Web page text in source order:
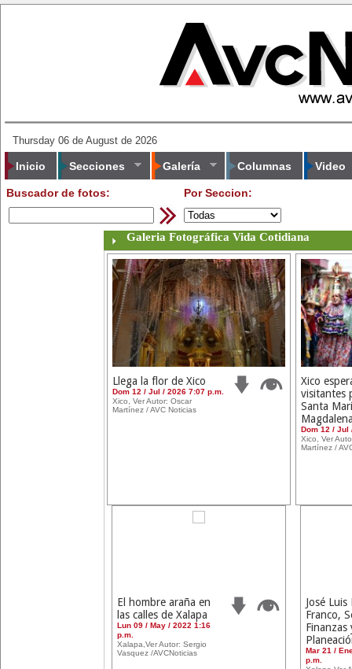
Thursday 06 de August de 2026
Inicio Secciones Galería Columnas Video
Buscador de fotos: Por Seccion: